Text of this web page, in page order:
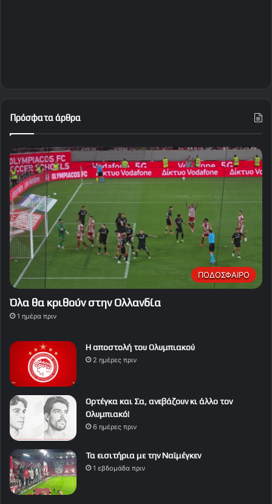
Πρόσφατα άρθρα
ΠΟΔΟΣΦΑΙΡΟ
Όλα θα κριθούν στην Ολλανδία
1 ημέρα πριν
Η αποστολή του Ολυμπιακού
2 ημέρες πριν
Ορτέγκα και Σα, ανεβάζουν κι άλλο τον
Ολυμπιακό!
6 ημέρες πριν
Τα εισιτήρια με την Ναϊμέγκεν
1 εβδομάδα πριν